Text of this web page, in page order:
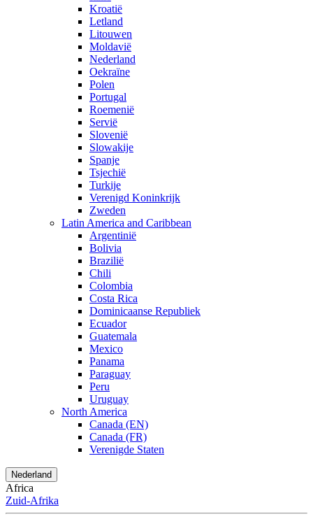
Kroatië
Letland
Litouwen
Moldavië
Nederland
Oekraïne
Polen
Portugal
Roemenië
Servië
Slovenië
Slowakije
Spanje
Tsjechië
Turkije
Verenigd Koninkrijk
Zweden
Latin America and Caribbean
Argentinië
Bolivia
Brazilië
Chili
Colombia
Costa Rica
Dominicaanse Republiek
Ecuador
Guatemala
Mexico
Panama
Paraguay
Peru
Uruguay
North America
Canada (EN)
Canada (FR)
Verenigde Staten
Nederland
Africa
Zuid-Afrika